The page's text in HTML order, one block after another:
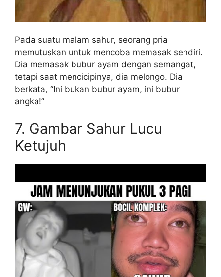
Pada suatu malam sahur, seorang pria
memutuskan untuk mencoba memasak sendiri.
Dia memasak bubur ayam dengan semangat,
tetapi saat mencicipinya, dia melongo. Dia
berkata, “Ini bukan bubur ayam, ini bubur
angka!”
7. Gambar Sahur Lucu
Ketujuh